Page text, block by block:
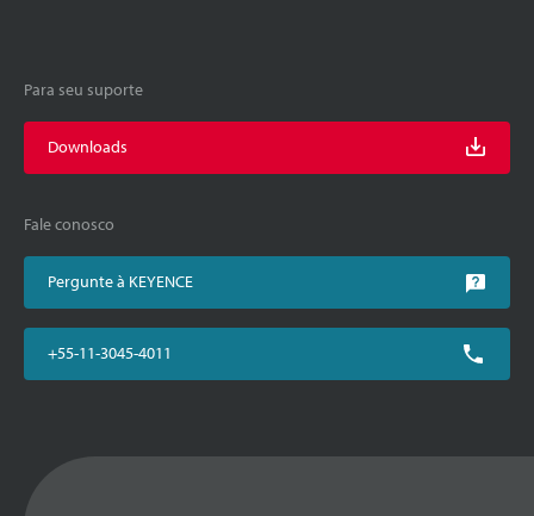
Para seu suporte
Downloads
Fale conosco
Pergunte à KEYENCE
+55-11-3045-4011